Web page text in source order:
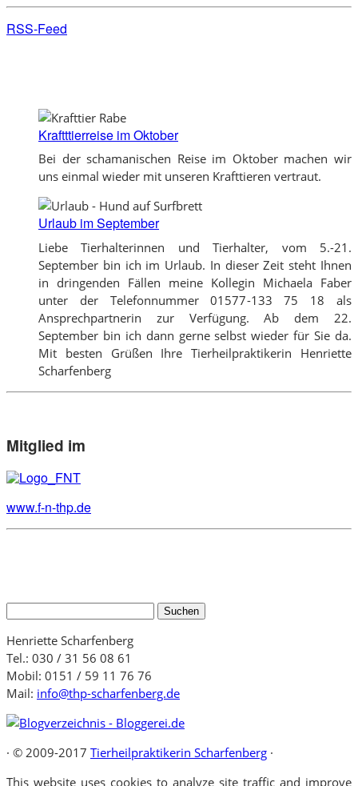
RSS-Feed
Kraftttierreise im Oktober
Bei der schamanischen Reise im Oktober machen wir
uns einmal wieder mit unseren Krafttieren vertraut.
Urlaub im September
Liebe Tierhalterinnen und Tierhalter, vom 5.-21.
September bin ich im Urlaub. In dieser Zeit steht Ihnen
in dringenden Fällen meine Kollegin Michaela Faber
unter der Telefonnummer 01577-133 75 18 als
Ansprechpartnerin zur Verfügung. Ab dem 22.
September bin ich dann gerne selbst wieder für Sie da.
Mit besten Grüßen Ihre Tierheilpraktikerin Henriette
Scharfenberg
Mitglied im
www.f-n-thp.de
Henriette Scharfenberg
Tel.: 030 / 31 56 08 61
Mobil: 0151 / 59 11 76 76
Mail: info@thp-scharfenberg.de
· © 2009-2017 Tierheilpraktikerin Scharfenberg ·
This website uses cookies to analyze site traffic and improve